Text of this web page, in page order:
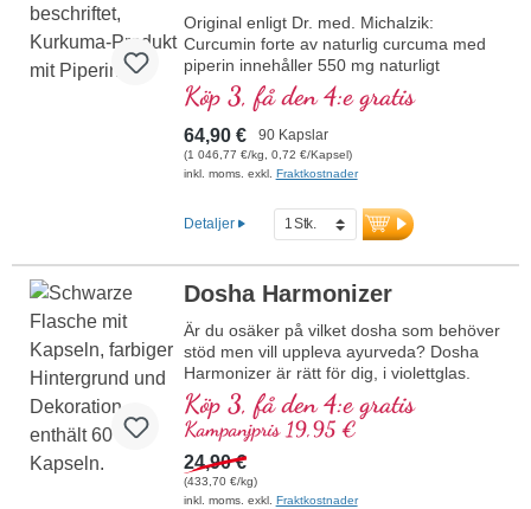
Original enligt Dr. med. Michalzik:
Curcumin forte av naturlig curcuma med
piperin innehåller 550 mg naturligt
curcumaextrakt och 5 mg naturligt
svartpepparextrakt per dagsdos (1
kapsel). Detta högkvalitativa kosttillskott är
fritt från tillsatser och tillverkas i Tyskland.
Förseglingen är aluminiumfri.
av naturlig curcuma med piperin
Köp 3, få den 4:e gratis
64,90 € 90 Kapslar
(1 046,77 €/kg, 0,72 €/Kapsel)
inkl. moms. exkl. Fraktkostnader
Detaljer
Dosha Harmonizer
Är du osäker på vilket dosha som behöver
stöd men vill uppleva ayurveda? Dosha
Harmonizer är rätt för dig, i violettglas.
Köp 3, få den 4:e gratis
Kampanjpris 19,95 €
24,90 €
(433,70 €/kg)
inkl. moms. exkl. Fraktkostnader